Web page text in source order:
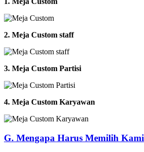
2. Meja Custom staff
3. Meja Custom Partisi
4. Meja Custom Karyawan
G. Mengapa Harus Memilih Kami